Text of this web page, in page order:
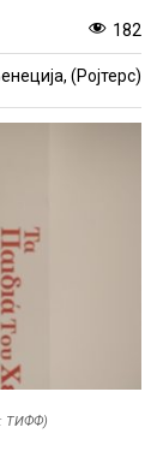
182
(Ројтерс)
ТИФФ)